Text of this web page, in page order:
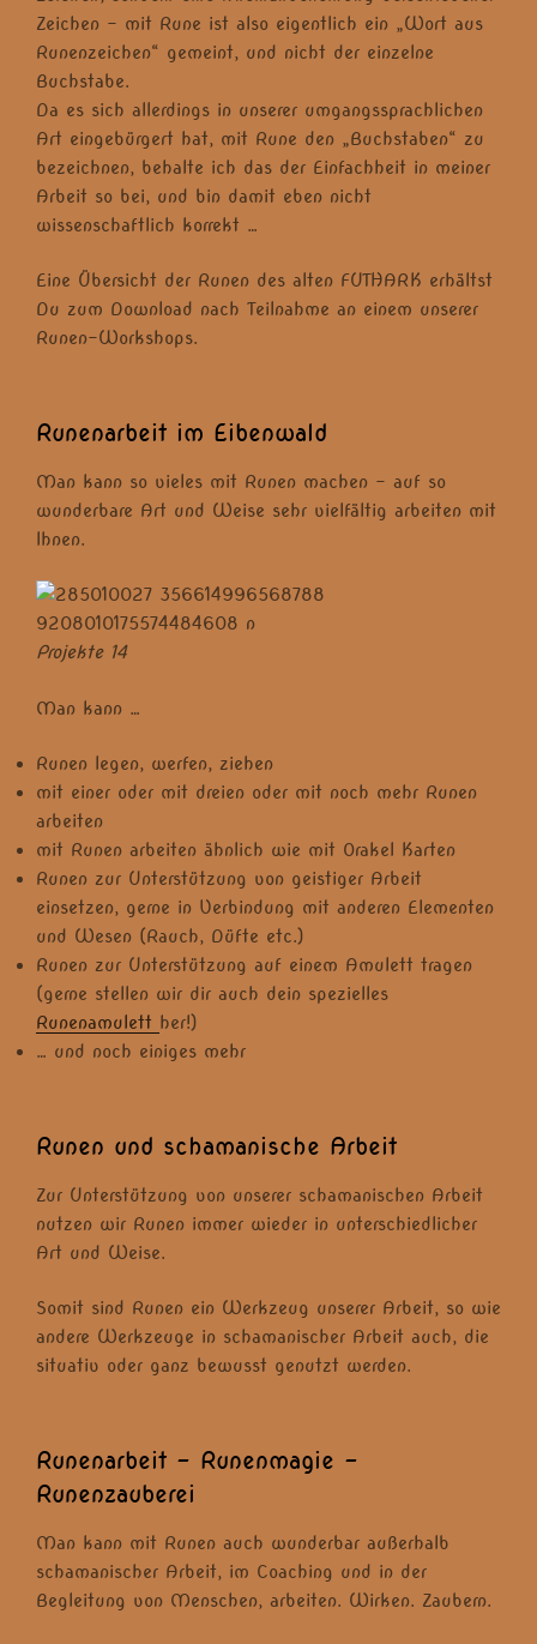
Zeichen – mit Rune ist also eigentlich ein „Wort aus
Runenzeichen“ gemeint, und nicht der einzelne
Buchstabe.
Da es sich allerdings in unserer umgangssprachlichen
Art eingebürgert hat, mit Rune den „Buchstaben“ zu
bezeichnen, behalte ich das der Einfachheit in meiner
Arbeit so bei, und bin damit eben nicht
wissenschaftlich korrekt …
Eine Übersicht der Runen des alten FUTHARK erhältst
Du zum Download nach Teilnahme an einem unserer
Runen-Workshops.
Runenarbeit im Eibenwald
Man kann so vieles mit Runen machen – auf so
wunderbare Art und Weise sehr vielfältig arbeiten mit
Ihnen.
Projekte 14
Man kann …
Runen legen, werfen, ziehen
mit einer oder mit dreien oder mit noch mehr Runen
arbeiten
mit Runen arbeiten ähnlich wie mit Orakel Karten
Runen zur Unterstützung von geistiger Arbeit
einsetzen, gerne in Verbindung mit anderen Elementen
und Wesen (Rauch, Düfte etc.)
Runen zur Unterstützung auf einem Amulett tragen
(gerne stellen wir dir auch dein spezielles
Runenamulett her!)
… und noch einiges mehr
Runen und schamanische Arbeit
Zur Unterstützung von unserer schamanischen Arbeit
nutzen wir Runen immer wieder in unterschiedlicher
Art und Weise.
Somit sind Runen ein Werkzeug unserer Arbeit, so wie
andere Werkzeuge in schamanischer Arbeit auch, die
situativ oder ganz bewusst genutzt werden.
Runenarbeit – Runenmagie –
Runenzauberei
Man kann mit Runen auch wunderbar außerhalb
schamanischer Arbeit, im Coaching und in der
Begleitung von Menschen, arbeiten. Wirken. Zaubern.